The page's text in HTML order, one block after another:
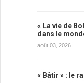
« La vie de
dans le
août 03, 2026
« Bâtir » : le